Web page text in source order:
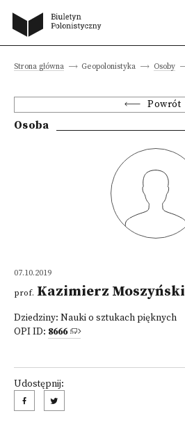
Strona główna Geopolonistyka Osoby
Powrót
Osoba
07.10.2019
prof. Kazimierz Moszyński
Dziedziny: Nauki o sztukach pięknych
OPI ID: 8666
Udostępnij: